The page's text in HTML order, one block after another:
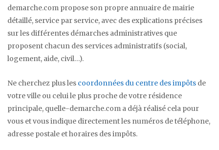
demarche.com propose son propre annuaire de mairie
détaillé, service par service, avec des explications précises
sur les différentes démarches administratives que
proposent chacun des services administratifs (social,
logement, aide, civil…).
Ne cherchez plus les coordonnées du centre des impôts de
votre ville ou celui le plus proche de votre résidence
principale, quelle-demarche.com a déjà réalisé cela pour
vous et vous indique directement les numéros de téléphone,
adresse postale et horaires des impôts.